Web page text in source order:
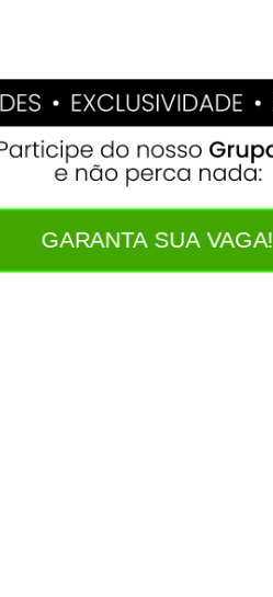
GARANTA SUA VAGA!